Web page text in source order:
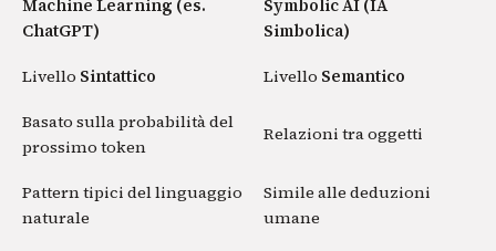
Machine Learning (es.
ChatGPT)
Symbolic AI (IA
Simbolica)
Livello Sintattico Livello Semantico
Basato sulla probabilità del
prossimo token
Relazioni tra oggetti
Pattern tipici del linguaggio
naturale
Simile alle deduzioni
umane